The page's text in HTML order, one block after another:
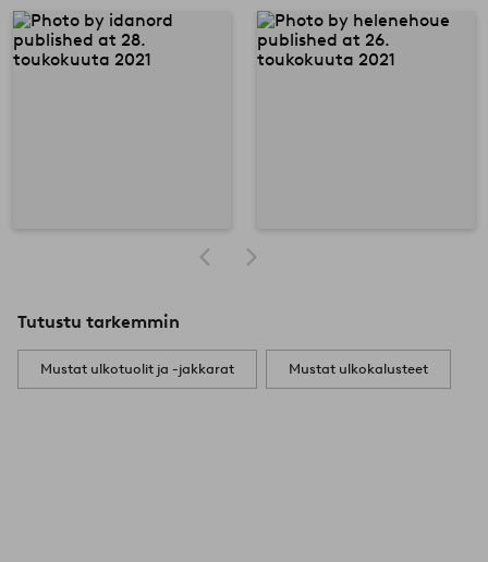
Tutustu tarkemmin
Mustat ulkotuolit ja -jakkarat Mustat ulkokalusteet